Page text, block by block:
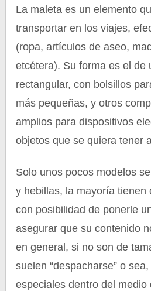
La maleta es un elemento
transportar en los viajes,
(ropa, artículos de aseo,
etcétera). Su forma es el de
rectangular, con bolsillos
más pequeñas, y otros
amplios para dispositivos
objetos que se quiera tener
Solo unos pocos modelos
y hebillas, la mayoría tienen
con posibilidad de ponerle
asegurar que su contenido
en general, si no son de
suelen “despacharse” o
especiales dentro del medio